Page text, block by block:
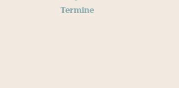
Termine